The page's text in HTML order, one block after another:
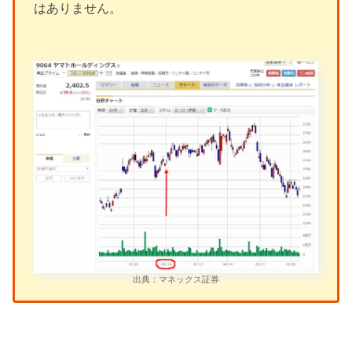
はありません。
出典：マネックス証券